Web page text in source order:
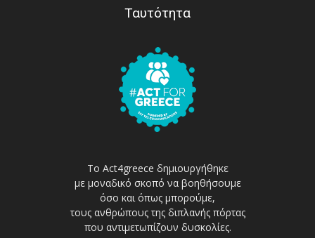
Ταυτότητα
Το Act4greece δημιουργήθηκε
με μοναδικό σκοπό να βοηθήσουμε
όσο και όπως μπορούμε,
τους ανθρώπους της διπλανής πόρτας
που αντιμετωπίζουν δυσκολίες.